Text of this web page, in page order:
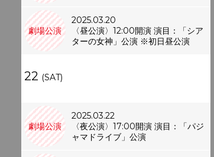
劇場公演
2025.03.20
〈昼公演〉12:00開演 演目：「シア
ターの女神」公演 ※初日昼公演
22 (SAT)
劇場公演
2025.03.22
〈夜公演〉17:00開演 演目：「パジ
ャマドライブ」公演